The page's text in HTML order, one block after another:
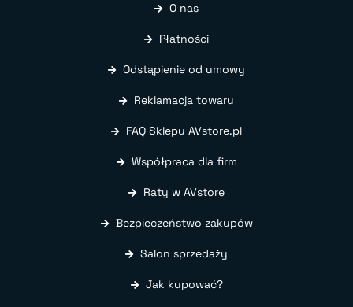
O nas
Płatności
Odstąpienie od umowy
Reklamacja towaru
FAQ Sklepu AVstore.pl
Współpraca dla firm
Raty w AVstore
Bezpieczeństwo zakupów
Salon sprzedaży
Jak kupować?